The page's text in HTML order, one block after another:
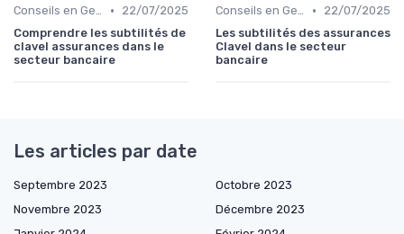
Conseils en Gestion de Patrimoine •
22/07/2025
Comprendre les subtilités de
clavel assurances dans le
secteur bancaire
Conseils en Gestion de Patrimoine •
22/07/2025
Les subtilités des assurances
Clavel dans le secteur
bancaire
Les articles par date
Septembre 2023
Octobre 2023
Novembre 2023
Décembre 2023